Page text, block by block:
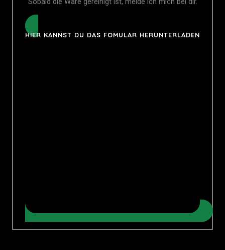
HIER KANNST DU DAS FOMULAR HERUNTERLADEN